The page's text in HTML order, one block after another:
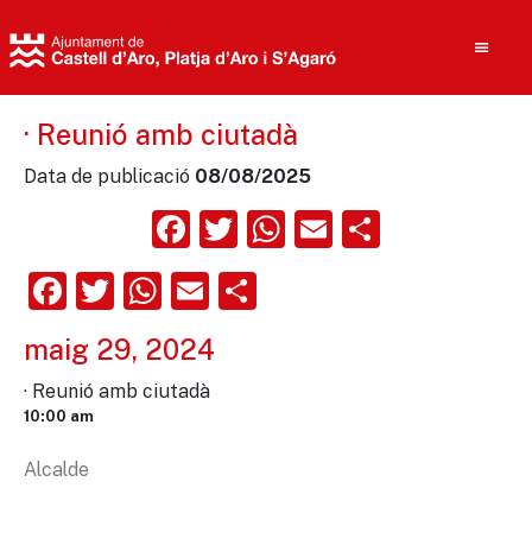
· Reunió amb ciutadà
Data de publicació 08/08/2025
Facebook
Twitter
WhatsApp
Email
Facebook
Twitter
WhatsApp
Email
maig 29, 2024
· Reunió amb ciutadà
10:00 am
Alcalde